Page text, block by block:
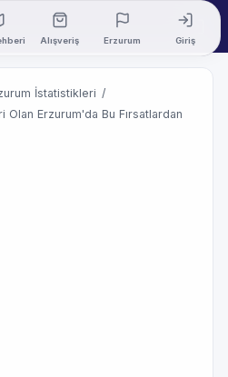
Alışveriş Erzurum Giriş
İstatistikleri /
Erzurum'da Bu Fırsatlardan